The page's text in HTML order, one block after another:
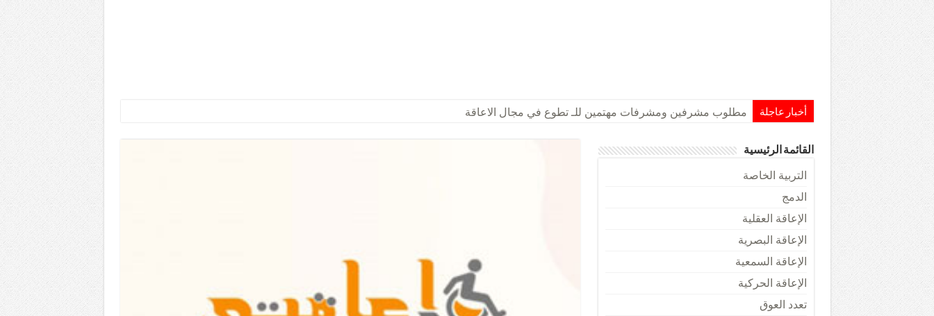
أخبار عاجلة مطلوب مشرفين ومشرفات مهتمين للـ تطوع في مجال الاعاقة
القائمة الرئيسية
التربية الخاصة
الدمج
الإعاقة العقلية
الإعاقة البصرية
الإعاقة السمعية
الإعاقة الحركية
تعدد العوق